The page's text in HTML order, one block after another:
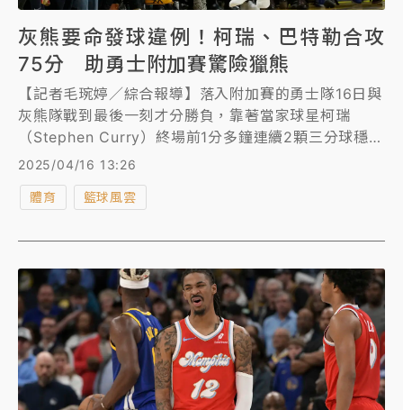
灰熊要命發球違例！柯瑞、巴特勒合攻
75分 助勇士附加賽驚險獵熊
【記者毛琬婷／綜合報導】落入附加賽的勇士隊16日與
灰熊隊戰到最後一刻才分勝負，靠著當家球星柯瑞
（Stephen Curry）終場前1分多鐘連續2顆三分球穩住
領先優勢，儘管在讀秒階段被對手又追到1分差，他在
關鍵時刻2罰俱中穩住勝果，以121比116勝出，搶下西
區第7種子位置，接下來將碰上西區第2種子火箭隊。
2025/04/16 13:26
體育 籃球風雲